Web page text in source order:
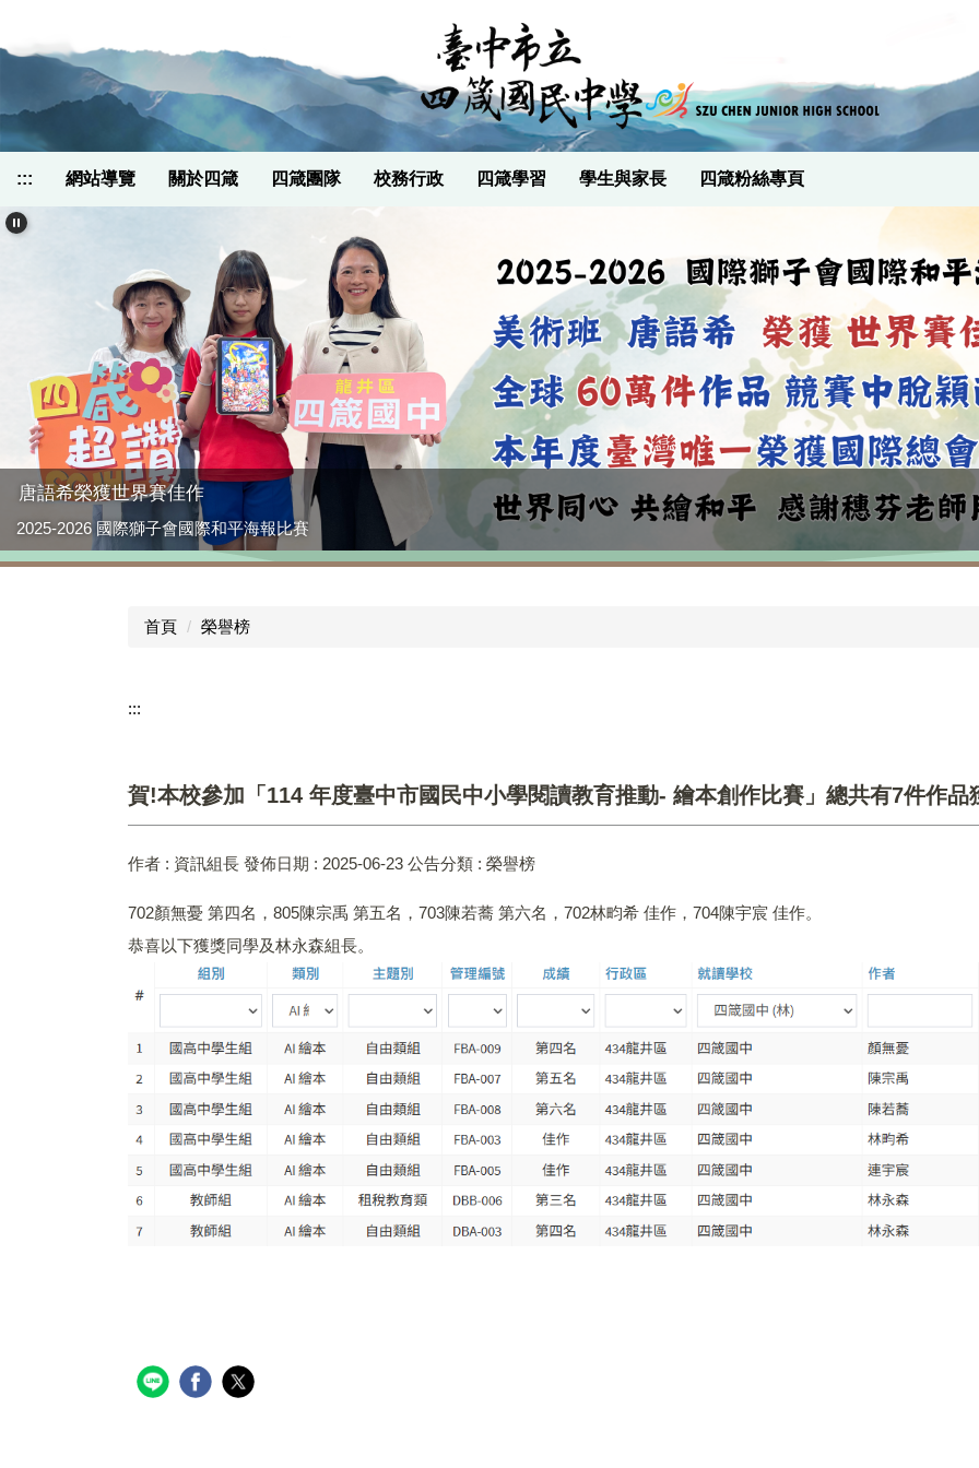
內
容
:::
網站導覽 關於四箴 四箴團隊 校務行政 四箴學習 學生與家長 四箴粉絲專頁
唐語希榮獲世界賽佳作
2025-2026 國際獅子會國際和平海報比賽
首頁 榮譽榜
:::
賀!本校參加「114 年度臺中市國民中小學閱讀教育推動- 繪本創作比賽」總共有7件作品
作者 : 資訊組長 發佈日期 : 2025-06-23 公告分類 : 榮譽榜
702顏無憂 第四名，805陳宗禹 第五名，703陳若蕎 第六名，702林畇希 佳作，704陳宇宸 佳作。
恭喜以下獲獎同學及林永森組長。